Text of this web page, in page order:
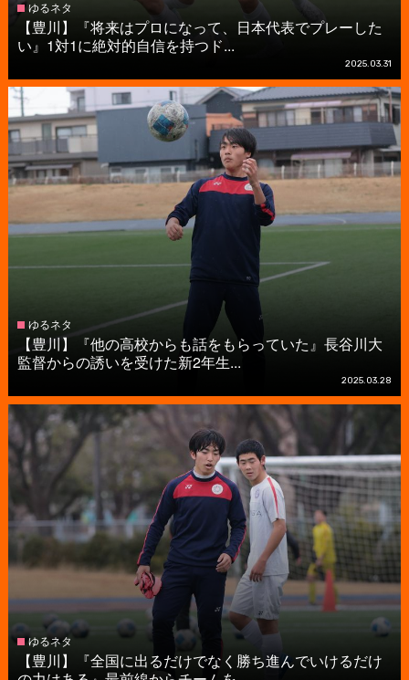
ゆるネタ
【豊川】『将来はプロになって、日本代表でプレーした
い』1対1に絶対的自信を持つド...
2025.03.31
ゆるネタ
【豊川】『他の高校からも話をもらっていた』長谷川大
監督からの誘いを受けた新2年生...
2025.03.28
ゆるネタ
【豊川】『全国に出るだけでなく勝ち進んでいけるだけ